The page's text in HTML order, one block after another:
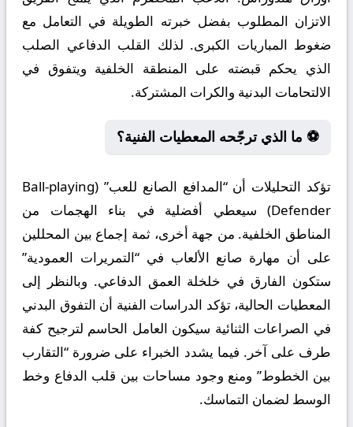
الاتزان المطلوب بفضل خبرته الطويلة في التعامل مع
ضغوط المباريات الكبرى. لذلك القلب الدفاعي الصلب
الذي يحكم قبضته على المنطقة الخلفية ويتفوق في
الالتحامات البدنية والكرات المشتركة.
⚽ ما الذي ترجّحه المعطيات الفنية؟
تؤكد التحليلات أن “المدافع الصانع للعب” (Ball-playing
Defender) سيعطي أفضلية في بناء الهجمات من
المناطق الخلفية. من جهة أخرى، ثمة إجماع بين المحللين
على أن مهارة صانع الألعاب في “التمريرات العمودية”
ستكون الفارق في خلخلة العمق الدفاعي. وبالنظر إلى
المعطيات الحالية، تؤكد الدراسات الفنية أن التفوق البدني
في الصراعات الثنائية سيكون العامل الحاسم لترجيح كفة
طرف على آخر. فيما يشدد الخبراء على ضرورة “التقارب
بين الخطوط” ومنع وجود مساحات بين قلب الدفاع وخط
الوسط لضمان التماسك.